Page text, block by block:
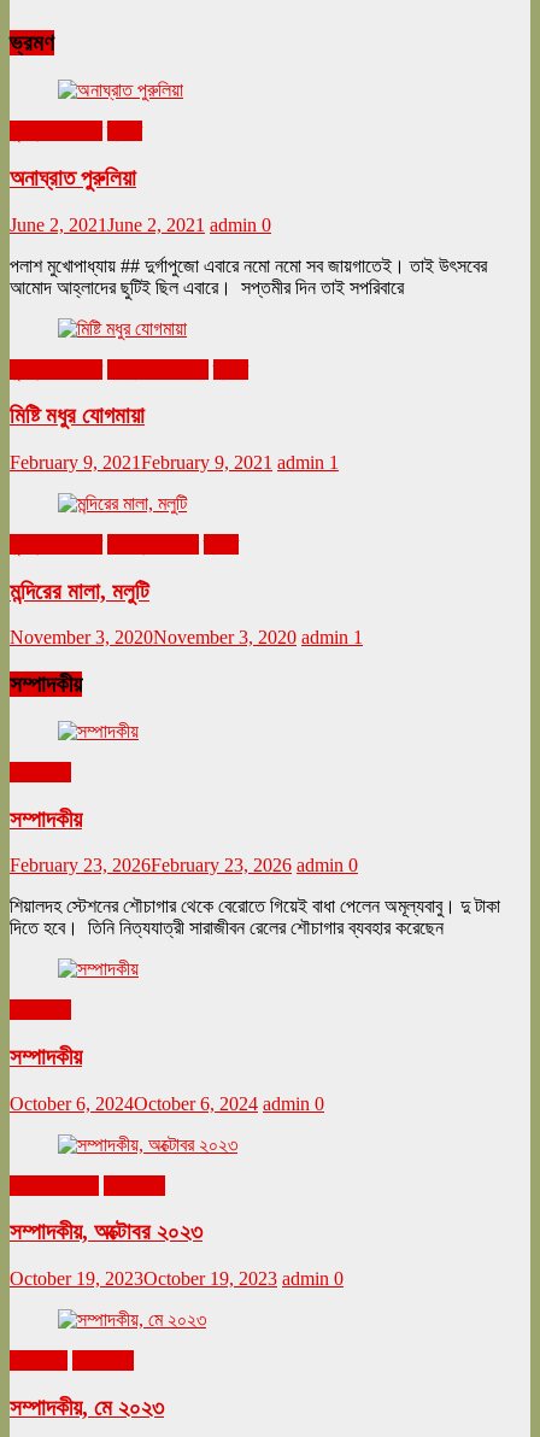
ভ্রমণ
অনাঘ্রাত পুরুলিয়া
June 2, 2021June 2, 2021 admin 0
পলাশ মুখোপাধ্যায় ## দুর্গাপুজো এবারে নমো নমো সব জায়গাতেই। তাই উৎসবের
আমোদ আহ্লাদের ছুটিই ছিল এবারে। সপ্তমীর দিন তাই সপরিবারে
মিষ্টি মধুর যোগমায়া
February 9, 2021February 9, 2021 admin 1
মন্দিরের মালা, মলুটি
November 3, 2020November 3, 2020 admin 1
সম্পাদকীয়
সম্পাদকীয়
February 23, 2026February 23, 2026 admin 0
শিয়ালদহ স্টেশনের শৌচাগার থেকে বেরোতে গিয়েই বাধা পেলেন অমূল্যবাবু। দু টাকা
দিতে হবে। তিনি নিত্যযাত্রী সারাজীবন রেলের শৌচাগার ব্যবহার করেছেন
সম্পাদকীয়
October 6, 2024October 6, 2024 admin 0
সম্পাদকীয়, অক্টোবর ২০২৩
October 19, 2023October 19, 2023 admin 0
সম্পাদকীয়, মে ২০২৩